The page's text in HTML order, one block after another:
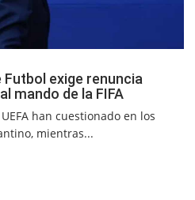
Futbol exige renuncia
mando de la FIFA
han cuestionado en los
mientras...